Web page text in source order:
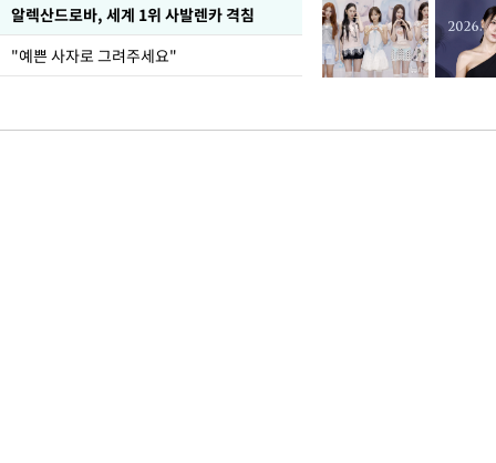
알렉산드로바, 세계 1위 사발렌카 격침
"예쁜 사자로 그려주세요"